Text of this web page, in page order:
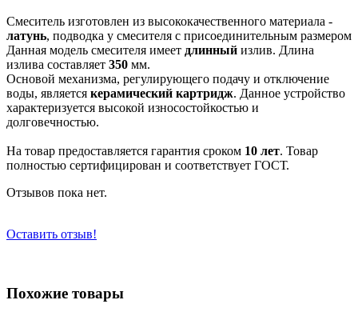
Смеситель изготовлен из высококачественного материала -
латунь, подводка у смесителя с присоединительным размером
Данная модель смесителя имеет длинный излив. Длина
излива составляет 350 мм.
Основой механизма, регулирующего подачу и отключение
воды, является керамический картридж. Данное устройство
характеризуется высокой износостойкостью и
долговечностью.
На товар предоставляется гарантия сроком 10 лет. Товар
полностью сертифицирован и соответствует ГОСТ.
Отзывов пока нет.
Оставить отзыв!
Похожие товары